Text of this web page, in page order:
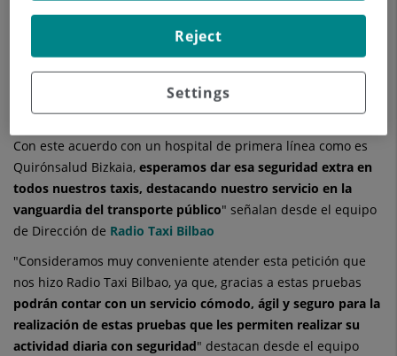
importante, y ahora
plus en seguridad
Con este acuerdo con un hospital de primera línea como es
Quirónsalud Bizkaia, esperamos dar esa seguridad extra en
todos nuestros taxis, destacando nuestro servicio en la
vanguardia del transporte público" señalan desde el equipo
de Dirección de Radio Taxi Bilbao
"Consideramos muy conveniente atender esta petición que
nos hizo Radio Taxi Bilbao, ya que, gracias a estas pruebas
podrán contar con un servicio cómodo, ágil y seguro para la
realización de estas pruebas que les permiten realizar su
actividad diaria con seguridad" destacan desde el equipo
Settings
Reject